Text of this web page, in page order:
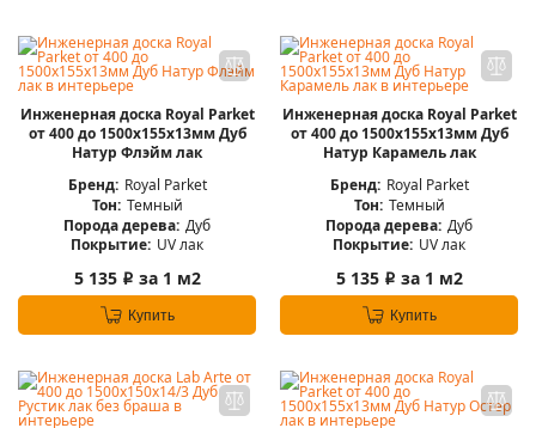
Инженерная доска Royal Parket
от 400 до 1500х155х13мм Дуб
Натур Флэйм лак
Бренд: Royal Parket
Тон: Темный
Порода дерева: Дуб
Покрытие: UV лак
5 135 i за 1 м2
Купить
Инженерная доска Royal Parket
от 400 до 1500х155х13мм Дуб
Натур Карамель лак
Бренд: Royal Parket
Тон: Темный
Порода дерева: Дуб
Покрытие: UV лак
5 135 i за 1 м2
Купить